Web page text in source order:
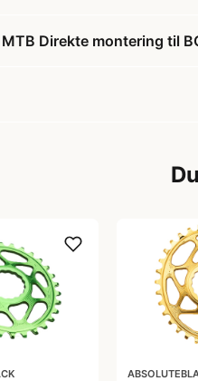
Direkte montering til